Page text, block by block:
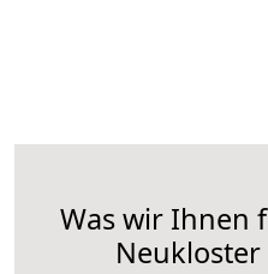
Was wir Ihnen